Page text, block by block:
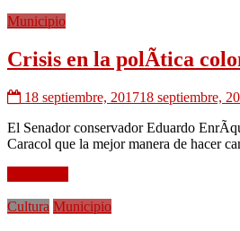
Municipio
Crisis en la polÃ­tica
18 septiembre, 201718 septiembre,
El Senador conservador Eduardo
Caracol que la mejor manera de hacer
Cultura Municipio